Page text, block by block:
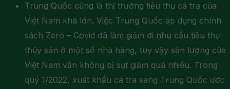
Trung Quốc cũng là thị trường tiêu thụ cá tra của
Việt Nam khá lớn. Việc Trung Quốc áp dụng chính
sách Zero – Covid đã làm giảm đi nhu cầu tiêu thụ
thủy sản ở một số nhà hàng, tuy vậy sản lượng của
Việt Nam vẫn không bị sụt giảm quá nhiều. Trong
quý 1/2022, xuất khẩu cá tra sang Trung Quốc ước